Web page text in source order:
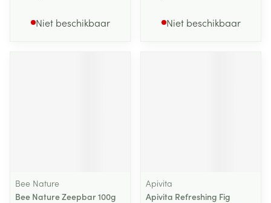
Niet beschikbaar Niet beschikbaar
Bee Nature
Bee Nature Zeepbar 100g
Apivita
Apivita Refreshing Fig